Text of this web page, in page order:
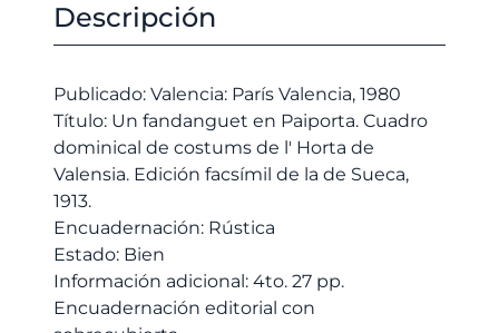
era:
es:
Paiporta.
de
costums
de
l'
Horta
de
Valensia.
Edición
facsímil
Descripción
Publicado: Valencia: París Valencia, 1980
Título: Un fandanguet en Paiporta. Cuadro
dominical de costums de l' Horta de
Valensia. Edición facsímil de la de Sueca,
1913.
Encuadernación: Rústica
Estado: Bien
Información adicional: 4to. 27 pp.
Encuadernación editorial con